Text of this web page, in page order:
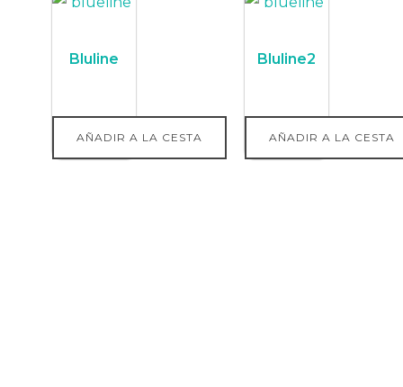
Bluline
AÑADIR A LA CESTA
Bluline2
AÑADIR A LA CESTA